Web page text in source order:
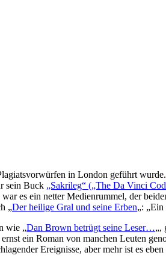
in London geführt
sein Buck „Sakrileg“ („The Da Vinci
es ein netter Medienrummel, der
„Der heilige Gral und seine Erben„:
wie „Dan Brown betrügt seine Leser…„,
ein Roman von manchen Leuten
Ereignisse, aber mehr ist es